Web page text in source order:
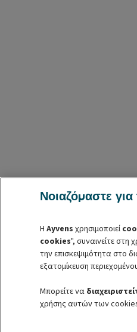
Νοιαζόμαστε για
ΗAyvens χρησιμοποιεί
cookies", συναινείτε
την επισκεψιμότητα στο
εξατομίκευση
Μπορείτε να
χρήσης αυτών των